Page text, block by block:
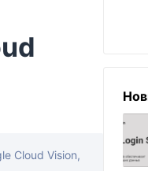
Cloud Vision,